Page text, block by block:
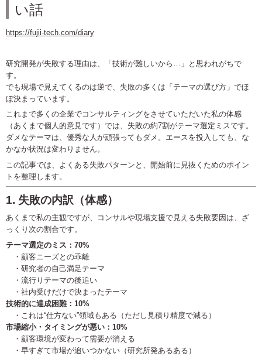
い話
https://fujii-tech.com/diary
研究開発が失敗する理由は、「技術が難しいから…」と思われがちで
す。
でも現場で見えてくるのは逆で、失敗の多くは「テーマの選び方」でほ
ぼ決まっています。
これまで多くの企業でコンサルティングをさせていただいた私の体感
（あくまで個人的意見です）では、失敗の約7割がテーマ選定ミスです。
ダメなテーマは、優秀な人が頑張ってもダメ。エースを投入しても、な
かなか状況は変わりません。
この記事では、よくある失敗パターンと、開始前に見抜くためのポイン
トを整理します。
1. 失敗の内訳（体感）
あくまで私の主観ですが、コンサルや現場支援で見える失敗要因は、ざ
っくり次の割合です。
テーマ選定のミス：70%
・顧客ニーズとの乖離
・研究者の自己満足テーマ
・流行りテーマの後追い
・社内受けだけで決まったテーマ
技術的に達成困難：10%
・これは“仕方ない”領域もある（ただし見積り精度で減る）
市場縮小・タイミングが悪い：10%
・顧客環境が変わって需要が消える
・早すぎて市場が追いつかない（研究所発あるある）